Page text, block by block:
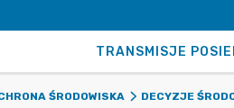
TRANSMISJE
ŚRODOWISKA DECYZJE